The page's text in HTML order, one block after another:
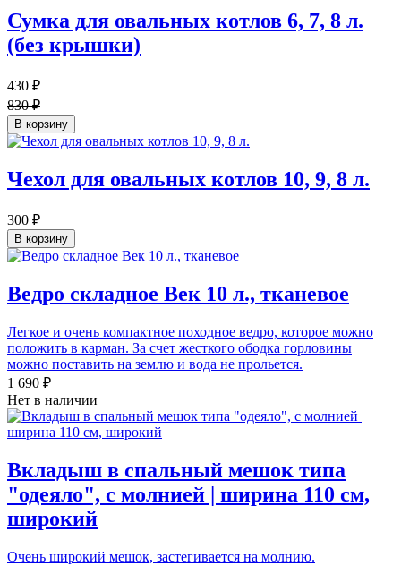
Сумка для овальных котлов 6, 7, 8 л.
(без крышки)
430 ₽
830 ₽
В корзину
Чехол для овальных котлов 10, 9, 8 л.
300 ₽
В корзину
Ведро складное Век 10 л., тканевое
Легкое и очень компактное походное ведро, которое можно
положить в карман. За счет жесткого ободка горловины
можно поставить на землю и вода не прольется.
1 690 ₽
Нет в наличии
Вкладыш в спальный мешок типа
"одеяло", с молнией | ширина 110 см,
широкий
Очень широкий мешок, застегивается на молнию.